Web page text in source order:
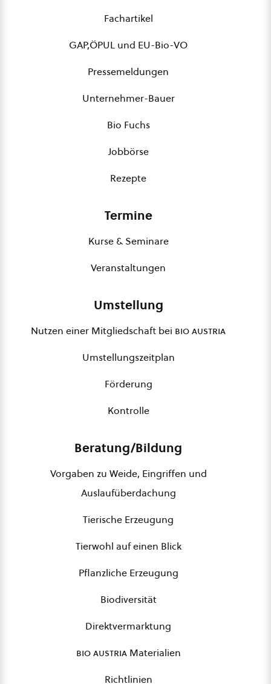
Fachartikel
GAP,ÖPUL und EU-Bio-VO
Pressemeldungen
Unternehmer-Bauer
Bio Fuchs
Jobbörse
Rezepte
Termine
Kurse & Seminare
Veranstaltungen
Umstellung
Nutzen einer Mitgliedschaft bei bio austria
Umstellungszeitplan
Förderung
Kontrolle
Beratung/Bildung
Vorgaben zu Weide, Eingriffen und
Auslaufüberdachung
Tierische Erzeugung
Tierwohl auf einen Blick
Pflanzliche Erzeugung
Biodiversität
Direktvermarktung
bio austriaMaterialien
Richtlinien